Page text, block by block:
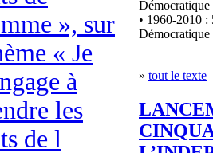
», sur
« Je
à
les
de l
• 1960-2010 :
» tout le texte